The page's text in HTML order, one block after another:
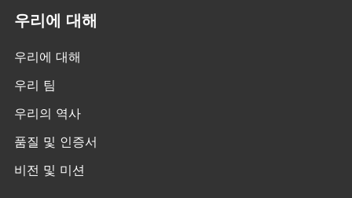
우리에 대해
우리에 대해
우리 팀
우리의 역사
품질 및 인증서
비전 및 미션